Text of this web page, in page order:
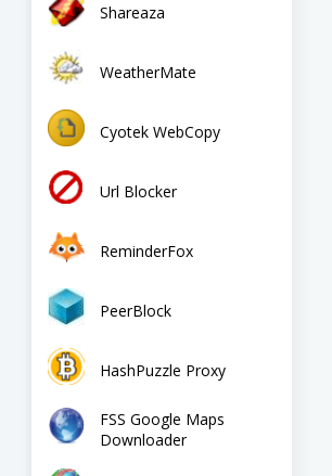
Shareaza
WeatherMate
Cyotek WebCopy
Url Blocker
ReminderFox
PeerBlock
HashPuzzle Proxy
FSS Google Maps
Downloader